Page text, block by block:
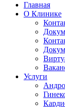
Главная
О Клинике
Услуги